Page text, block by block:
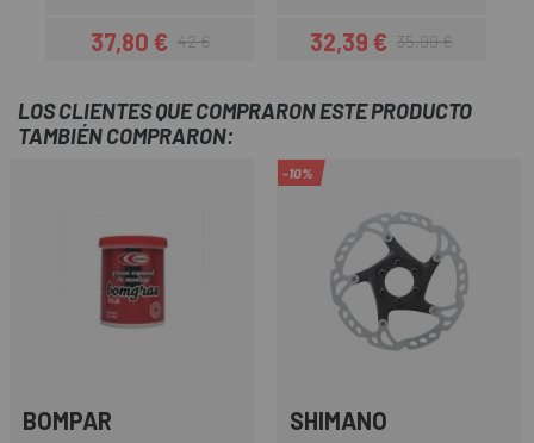
Precio
37,80 €Precio regular
42 €
Precio
32,39 €Precio regular
35,99 €
LOS CLIENTES QUE COMPRARON ESTE PRODUCTO
TAMBIÉN COMPRARON:
BOMPAR
-10%
SHIMANO